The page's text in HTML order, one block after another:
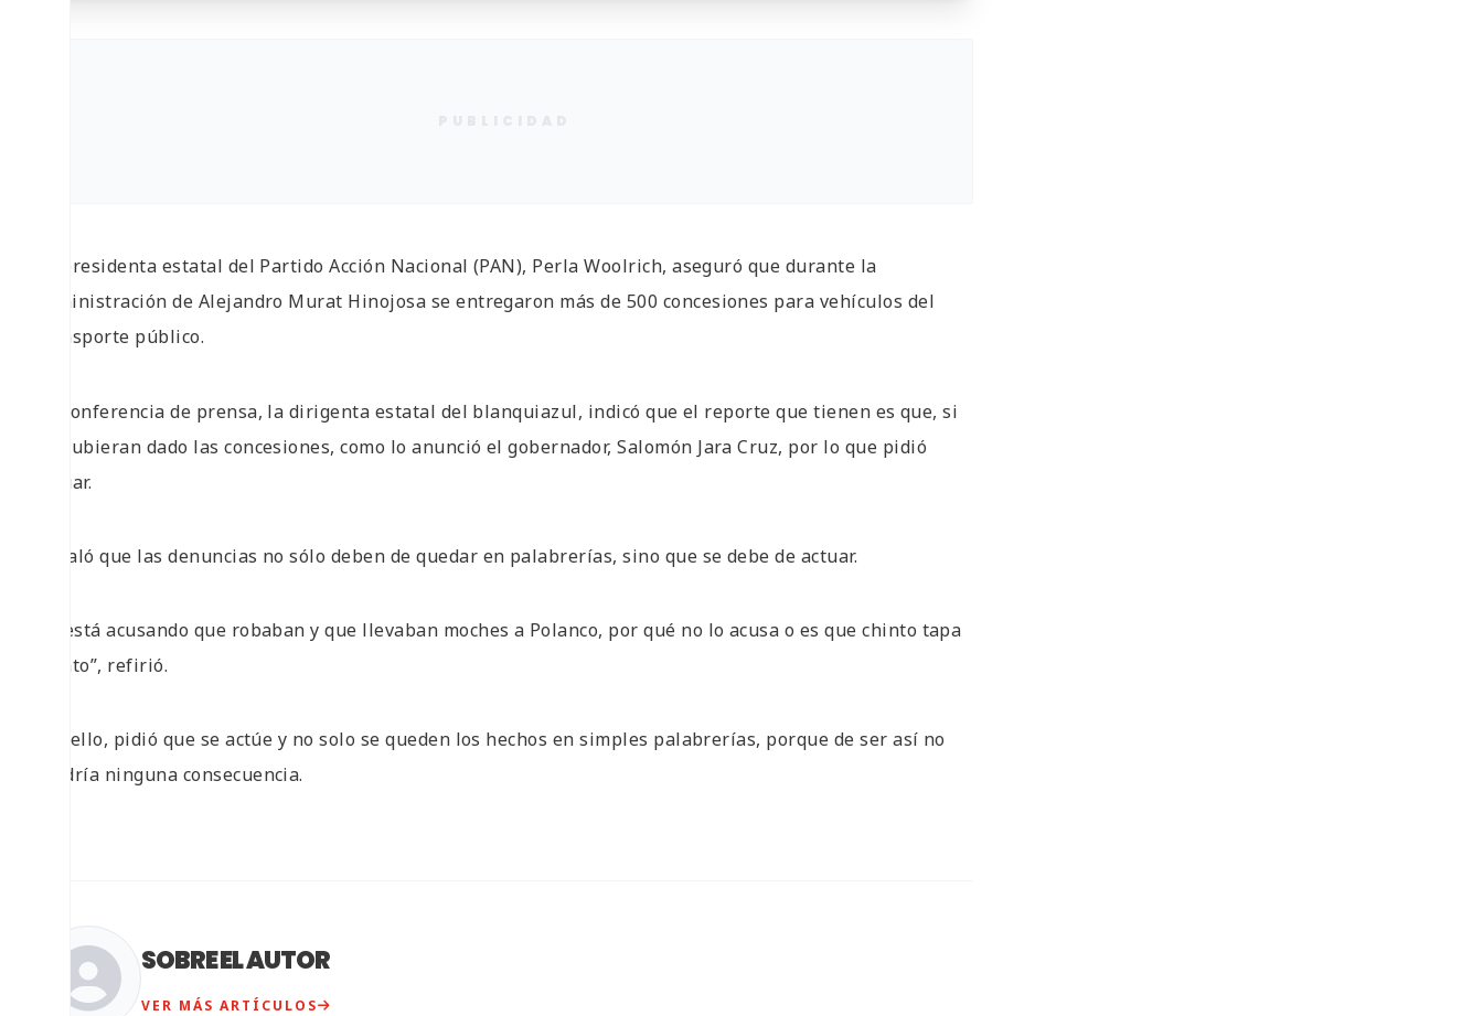
La presidenta estatal del Partido Acción Nacional (PAN), Perla Woolrich, aseguró que durante la
administración de Alejandro Murat Hinojosa se entregaron más de 500 concesiones para vehículos del
transporte público.
En conferencia de prensa, la dirigenta estatal del blanquiazul, indicó que el reporte que tienen es que, si
se hubieran dado las concesiones, como lo anunció el gobernador, Salomón Jara Cruz, por lo que pidió
actuar.
Señaló que las denuncias no sólo deben de quedar en palabrerías, sino que se debe de actuar.
“Si está acusando que robaban y que llevaban moches a Polanco, por qué no lo acusa o es que chinto tapa
chinto”, refirió.
Por ello, pidió que se actúe y no solo se queden los hechos en simples palabrerías, porque de ser así no
tendría ninguna consecuencia.
SOBRE EL AUTOR
VER MÁS ARTÍCULOS